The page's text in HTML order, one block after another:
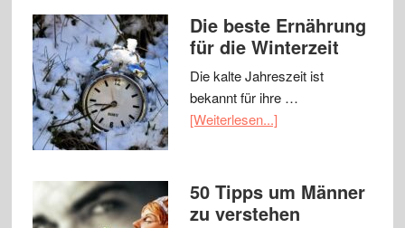
Die beste Ernährung
für die Winterzeit
Die kalte Jahreszeit ist
bekannt für ihre …
[Weiterlesen...]
50 Tipps um Männer
zu verstehen